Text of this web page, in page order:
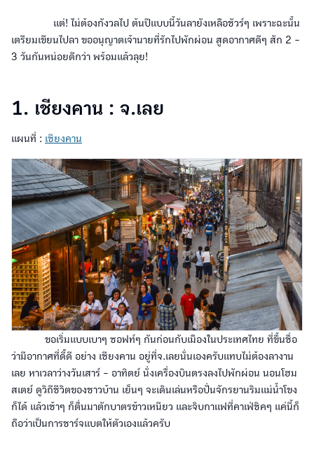
แต่! ไม่ต้องกังวลไป ต้นปีแบบนี้วันลายังเหลือชัวร์ๆ เพราะฉะนั้น
เตรียมเขียนไปลา ขออนุญาตเจ้านายที่รักไปพักผ่อน สูดอากาศดีๆ สัก 2 -
3 วันกันหน่อยดีกว่า พร้อมแล้วลุย!
1. เชียงคาน : จ.เลย
แผนที่ : เชียงคาน
ขอเริ่มแบบเบาๆ ซอฟท์ๆ กันก่อนกับเมืองในประเทศไทย ที่ขึ้นชื่อ
ว่ามีอากาศที่ดี๊ดี อย่าง เชียงคาน อยู่ที่จ.เลยนั่นเองครับแทบไม่ต้องลางาน
เลย หาเวลาว่างวันเสาร์ - อาทิตย์ นั่งเครื่องบินตรงลงไปพักผ่อน นอนโฮม
สเตย์ ดูวิถีชีวิตของชาวบ้าน เย็นๆ จะเดินเล่นหรือปั่นจักรยานริมแม่น้ำโขง
ก็ได้ แล้วเช้าๆ ก็ตื่นมาตักบาตรข้าวเหนียว และจิบกาแฟที่คาเฟ่ชิคๆ แค่นี้ก็
ถือว่าเป็นการชาร์จแบตให้ตัวเองแล้วครับ